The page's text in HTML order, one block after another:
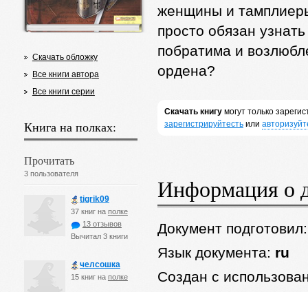
Скачать обложку
Все книги автора
Все книги серии
Книга на полках:
Прочитать
3 пользователя
tigrik09
37 книг на полке
13 отзывов
Вычитал 3 книги
челсошка
15 книг на полке
женщины и
просто обязан
побратима и
ордена?
Скачать книгумогут только
зарегистрируйтестьили
Информация о
Документ
Язык документа: ru
Создан с